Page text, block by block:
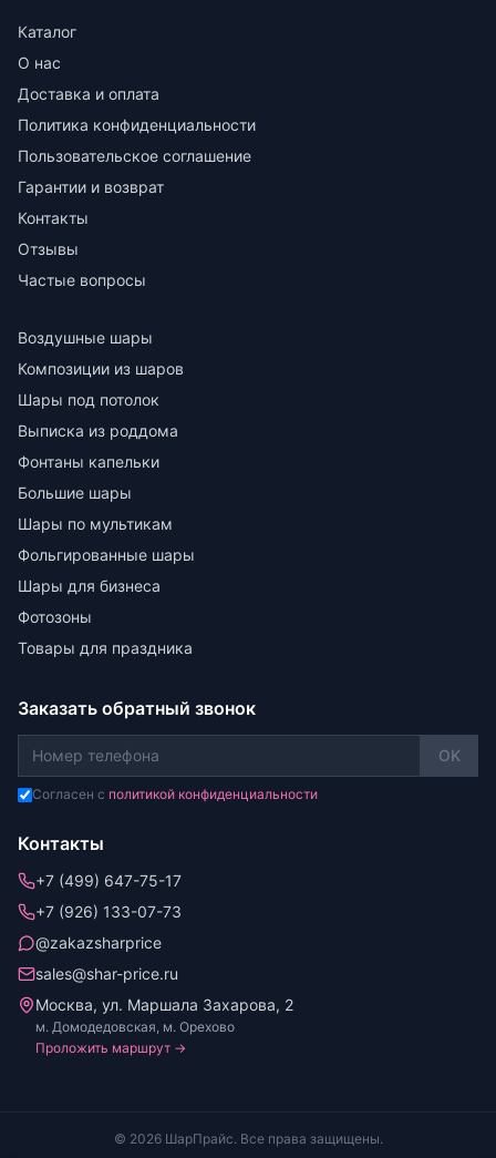
Каталог
О нас
Доставка и оплата
Политика конфиденциальности
Пользовательское соглашение
Гарантии и возврат
Контакты
Отзывы
Частые вопросы
Воздушные шары
Композиции из шаров
Шары под потолок
Выписка из роддома
Фонтаны капельки
Большие шары
Шары по мультикам
Фольгированные шары
Шары для бизнеса
Фотозоны
Товары для праздника
Заказать обратный звонок
OK
Согласен с политикой конфиденциальности
Контакты
+7 (499) 647-75-17
+7 (926) 133-07-73
@zakazsharprice
sales@shar-price.ru
Москва, ул. Маршала Захарова, 2
м. Домодедовская, м. Орехово
Проложить маршрут →
© 2026 ШарПрайс. Все права защищены.